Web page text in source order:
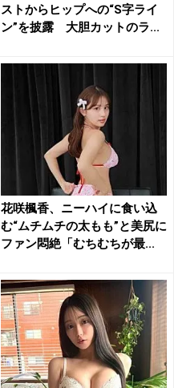
ストからヒップへの“S字ライ
ン”を披露 大胆カットのラ...
花咲楓香、ニーハイに食い込
む“ムチムチの太もも”と美尻に
ファン悶絶「むちむちが最...